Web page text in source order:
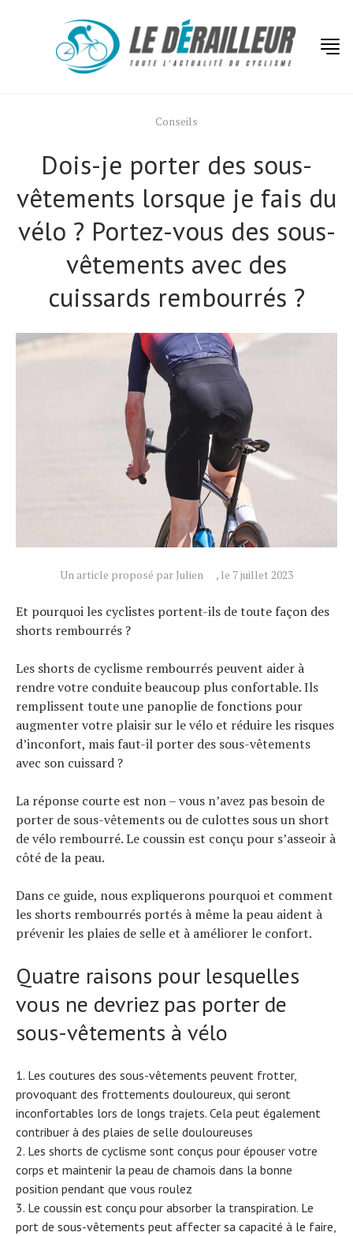
Conseils
Dois-je porter des sous-
vêtements lorsque je fais du
vélo ? Portez-vous des sous-
vêtements avec des
cuissards rembourrés ?
Un article proposé par Julien , le 7 juillet 2023
Et pourquoi les cyclistes portent-ils de toute façon des
shorts rembourrés ?
Les shorts de cyclisme rembourrés peuvent aider à
rendre votre conduite beaucoup plus confortable. Ils
remplissent toute une panoplie de fonctions pour
augmenter votre plaisir sur le vélo et réduire les risques
d’inconfort, mais faut-il porter des sous-vêtements
avec son cuissard ?
La réponse courte est non – vous n’avez pas besoin de
porter de sous-vêtements ou de culottes sous un short
de vélo rembourré. Le coussin est conçu pour s’asseoir à
côté de la peau.
Dans ce guide, nous expliquerons pourquoi et comment
les shorts rembourrés portés à même la peau aident à
prévenir les plaies de selle et à améliorer le confort.
Quatre raisons pour lesquelles
vous ne devriez pas porter de
sous-vêtements à vélo
Les coutures des sous-vêtements peuvent frotter,
provoquant des frottements douloureux, qui seront
inconfortables lors de longs trajets. Cela peut également
contribuer à des plaies de selle douloureuses
Les shorts de cyclisme sont conçus pour épouser votre
corps et maintenir la peau de chamois dans la bonne
position pendant que vous roulez
Le coussin est conçu pour absorber la transpiration. Le
port de sous-vêtements peut affecter sa capacité à le faire,